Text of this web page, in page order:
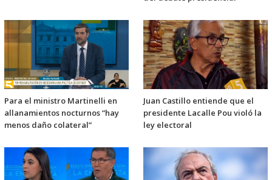
Para el ministro Martinelli en
allanamientos nocturnos “hay
menos daño colateral”
Juan Castillo entiende que el
presidente Lacalle Pou violó la
ley electoral